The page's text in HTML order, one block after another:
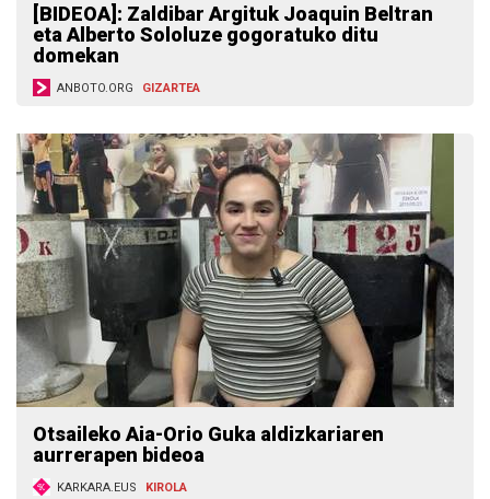
[BIDEOA]: Zaldibar Argituk Joaquin Beltran
eta Alberto Sololuze gogoratuko ditu
domekan
ANBOTO.ORG GIZARTEA
Otsaileko Aia-Orio Guka aldizkariaren
aurrerapen bideoa
KARKARA.EUS KIROLA